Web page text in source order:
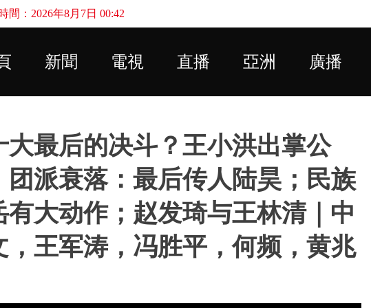
間：2026年8月7日 00:42
新聞 電視 直播 亞洲 廣播
最后的决斗？王小洪出掌公
派衰落：最后传人陆昊；民族
有大动作；赵发琦与王林清｜中
，王军涛，冯胜平，何频，黄兆